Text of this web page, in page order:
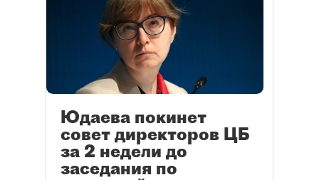
Юдаева покинет
совет директоров ЦБ
за 2 недели до
заседания по